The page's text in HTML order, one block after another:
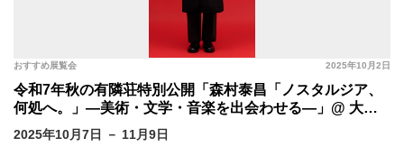
2025年10月2日
おすすめ展覧会
令和7年秋の有隣荘特別公開「森村泰昌「ノスタルジア、
何処へ。」―美術・文学・音楽を出会わせる―」@ 大原
美術館、有隣荘、児島虎次郎記念館
2025年10月7日 － 11月9日